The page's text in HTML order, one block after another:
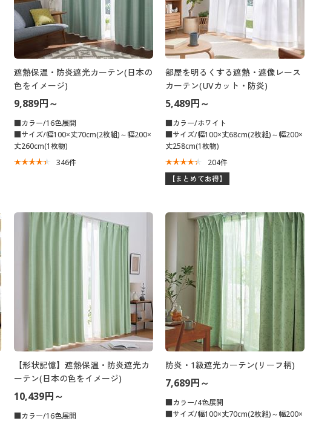
遮熱保温・防炎遮光カーテン(日本の
色をイメージ)
9,889円～
■カラー/16色展開
■サイズ/幅100×丈70cm(2枚組)～幅200×
丈260cm(1枚物)
346件
部屋を明るくする遮熱・遮像レース
カーテン(UVカット・防炎)
5,489円～
■カラー/ホワイト
■サイズ/幅100×丈68cm(2枚組)～幅200×
丈258cm(1枚物)
204件
【まとめてお得】
【形状記憶】遮熱保温・防炎遮光カ
ーテン(日本の色をイメージ)
10,439円～
■カラー/16色展開
防炎・1級遮光カーテン(リーフ柄)
7,689円～
■カラー/4色展開
■サイズ/幅100×丈70cm(2枚組)～幅200×